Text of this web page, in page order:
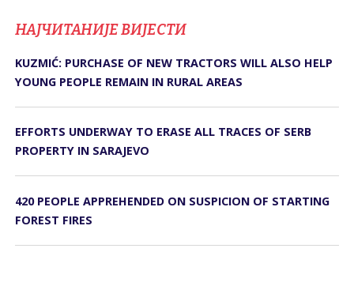
НАЈЧИТАНИЈЕ ВИЈЕСТИ
KUZMIĆ: PURCHASE OF NEW TRACTORS WILL ALSO HELP
YOUNG PEOPLE REMAIN IN RURAL AREAS
EFFORTS UNDERWAY TO ERASE ALL TRACES OF SERB
PROPERTY IN SARAJEVO
420 PEOPLE APPREHENDED ON SUSPICION OF STARTING
FOREST FIRES